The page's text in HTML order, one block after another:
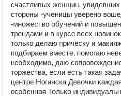
счастливых женщин, увидевших
стороны -ученицы уверено
-множество обучений и
трендами и в курсе всех
только делаю причёску и
подбираем вместе, помогаю
необходимо, даю
торжества, если есть такая
центре Ногинска Девочки
особенная Только